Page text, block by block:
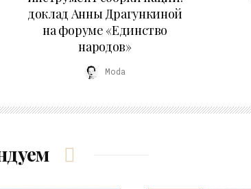
доклад Анны Драгункиной
на форуме «Единство
народов»
Moda